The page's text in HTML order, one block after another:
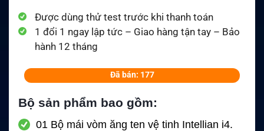
Được dùng thử test trước khi thanh toán
1 đổi 1 ngay lập tức – Giao hàng tận tay – Bảo
hành 12 tháng
Đã bán: 177
Bộ sản phẩm bao gồm:
01 Bộ mái vòm ăng ten vệ tinh Intellian i4.